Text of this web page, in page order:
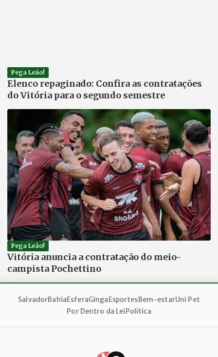
Pega Leão!
Elenco repaginado: Confira as contratações
do Vitória para o segundo semestre
Pega Leão!
Vitória anuncia a contratação do meio-
campista Pochettino
SalvadorBahiaEsferaGingaEsportesBem-estarUni Pet
Por Dentro da LeiPolítica